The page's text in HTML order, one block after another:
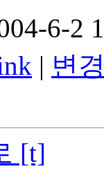
6-2
| 변
[t]